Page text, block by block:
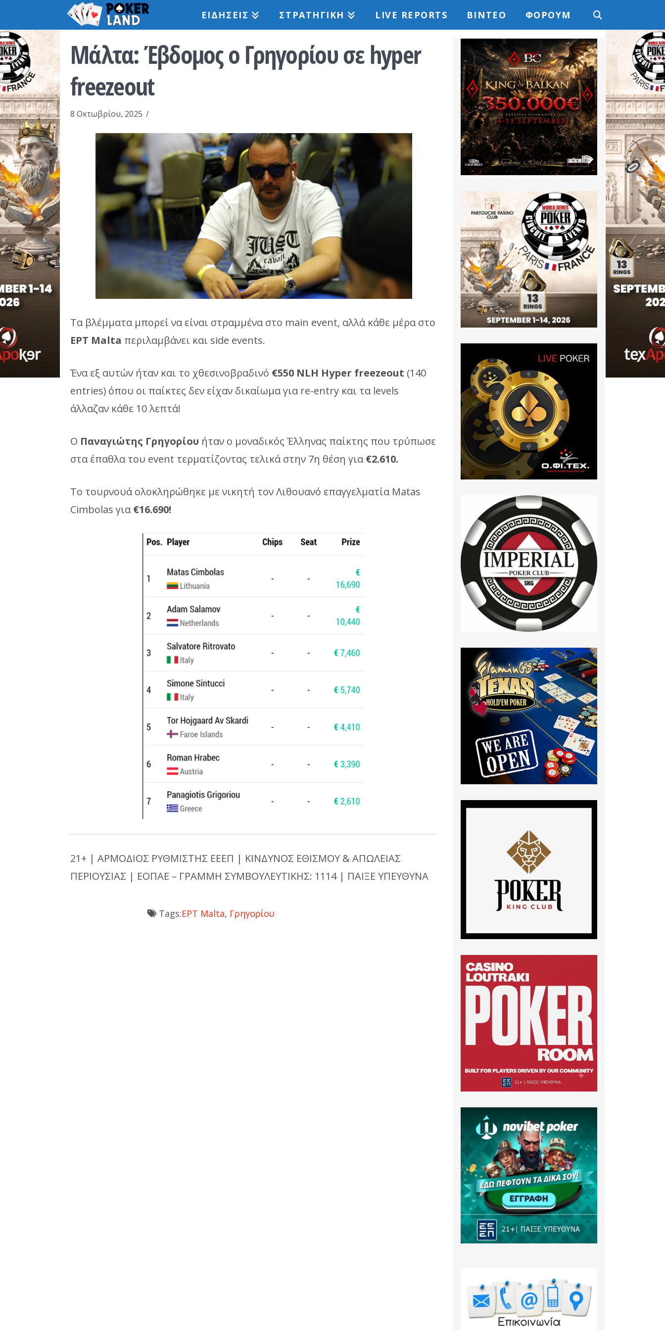
ΕΙΔΉΣΕΙΣ ΣΤΡΑΤΗΓΙΚΉ LIVE REPORTS ΒΊΝΤΕΟ ΦΌΡΟΥΜ
Μάλτα: Έβδομος ο Γρηγορίου σε hyper
freezeout
8 Οκτωβρίου, 2025
Tα βλέμματα μπορεί να είναι στραμμένα στο main event, αλλά κάθε μέρα στο
EPT Malta περιλαμβάνει και side events.
Ένα εξ αυτών ήταν και το χθεσινοβραδινό €550 NLH Hyper freezeout (140
entries) όπου οι παίκτες δεν είχαν δικαίωμα για re-entry και τα levels
άλλαζαν κάθε 10 λεπτά!
Ο Παναγιώτης Γρηγορίου ήταν ο μοναδικός Έλληνας παίκτης που τρύπωσε
στα έπαθλα του event τερματίζοντας τελικά στην 7η θέση για €2.610.
Το τουρνουά ολοκληρώθηκε με νικητή τον Λιθουανό επαγγελματία Matas
Cimbolas για €16.690!
21+ | ΑΡΜΟΔΙΟΣ ΡΥΘΜΙΣΤΗΣ ΕΕΕΠ | ΚΙΝΔΥΝΟΣ ΕΘΙΣΜΟΥ & ΑΠΩΛΕΙΑΣ
ΠΕΡΙΟΥΣΙΑΣ | ΕΟΠΑΕ – ΓΡΑΜΜΗ ΣΥΜΒΟΥΛΕΥΤΙΚΗΣ: 1114 | ΠΑΙΞΕ ΥΠΕΥΘΥΝΑ
Tags:EPT Malta, Γρηγορίου